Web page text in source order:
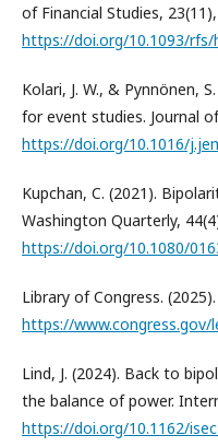
of Financial Studies,
https://doi.org/10.1093/rfs/
Kolari, J. W., & Pynnönen,
for event studies. Journal
https://doi.org/10.1016/
Kupchan, C. (2021).
Washington Quarterly,
https://doi.org/10.1080/
Library of Congress.
https://www.congress.gov/
Lind, J. (2024). Back to
the balance of power.
https://doi.org/10.1162/